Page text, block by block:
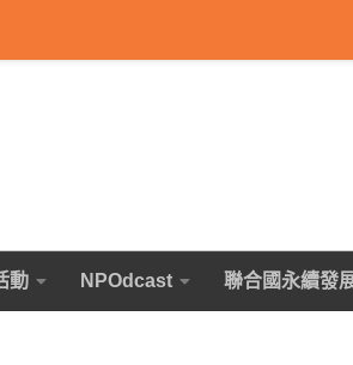
動 NPOdcast 聯合國永續發